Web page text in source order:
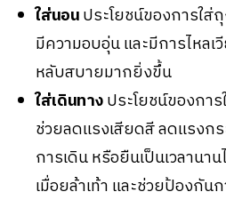
ใส่นอนประโยชน์ของการใส่
มีความอบอุ่น และมีการไหล
หลับสบายมากยิ่งขึ้น
ใส่เดินทางประโยชน์ของกา
ช่วยลดแรงเสียดสี ลดแรงก
การเดิน หรือยืนเป็นเวลานา
เมื่อยล้าเท้า และช่วยป้องกัน